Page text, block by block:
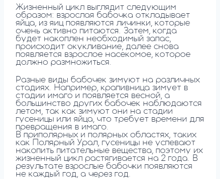
Жизненный цикл выглядит следующим
образом: взрослая бабочка откладывает
яйца, из яиц появляются личинки, которые
очень активно питаются. Затем, когда
будет накоплен необходимый запас,
происходит окукливание, далее снова
появляется взрослое насекомое, которое
должно размножиться.
Разные виды бабочек зимуют на различных
стадиях. Например, крапивница зимует в
стадии имаго и появляется весной, а
большинство других бабочек наблюдаются
летом, так как зимуют они на стадии
гусеницы или яйца, что требует времени для
превращения в имаго.
В приполярных и полярных областях, таких
как Полярный Урал, гусеницы не успевают
накопить питательные вещества, поэтому их
жизненный цикл растягивается на 2 года. В
результате взрослые бабочки появляются
не каждый год, а через год.